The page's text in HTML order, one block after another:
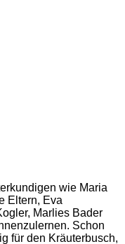
wie Maria
Eltern, Eva
Marlies Bader
Schon
für den Kräuterbusch,